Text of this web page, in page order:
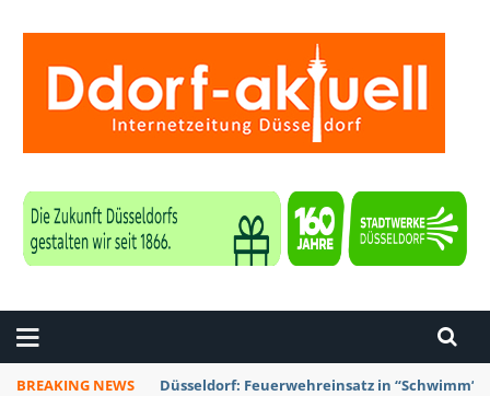
BREAKING NEWS Düsseldorf: Punk-Bahn-Fahrt mit Dosenbier